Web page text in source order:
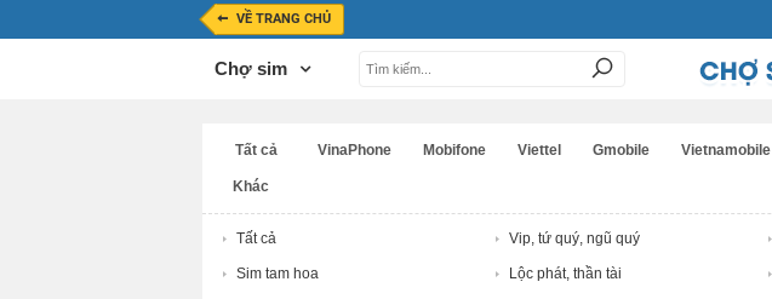
VỀ TRANG CHỦ
Chợ sim
Tất cả VinaPhone Mobifone Viettel Gmobile Vietnamobile
Khác
Tất cả Vip, tứ quý, ngũ quý
Sim tam hoa Lộc phát, thần tài